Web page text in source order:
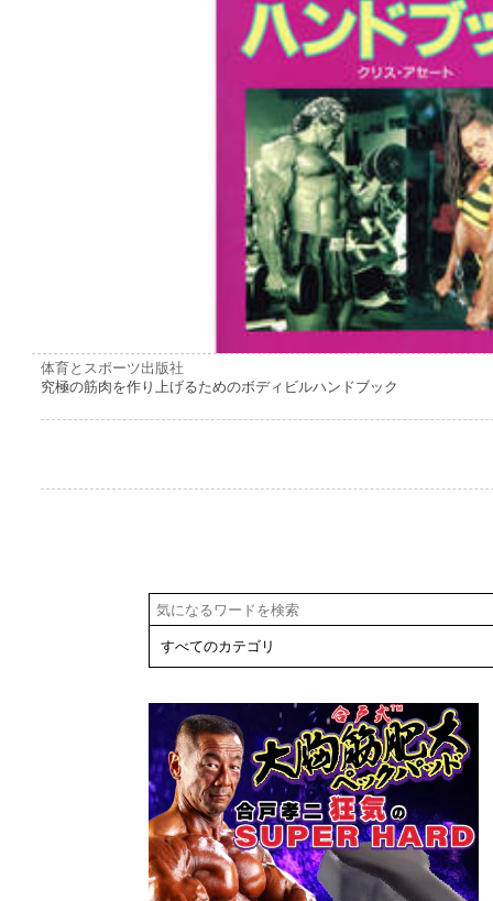
体育とスポーツ出版社
究極の筋肉を作り上げるためのボディビルハンドブック